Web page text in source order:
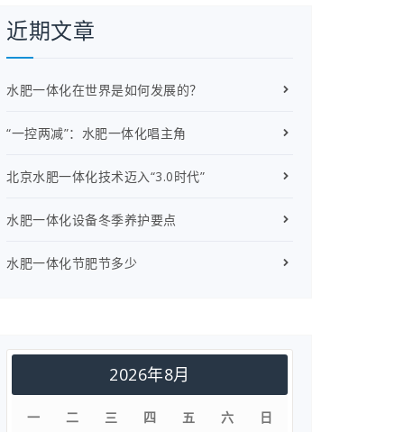
近期文章
水肥一体化在世界是如何发展的？
“一控两减”：水肥一体化唱主角
北京水肥一体化技术迈入“3.0时代”
水肥一体化设备冬季养护要点
水肥一体化节肥节多少
2026年8月
一 二 三 四 五 六 日